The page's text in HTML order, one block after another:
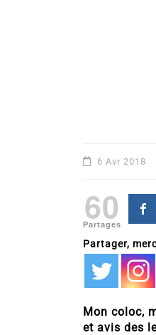
6 Avr 2018
60
Partages
Partager,
Mon coloc,
et avis des